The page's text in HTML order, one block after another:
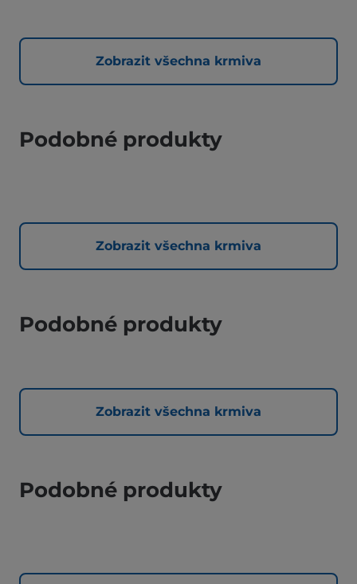
Zobrazit všechna krmiva
Podobné produkty
Zobrazit všechna krmiva
Podobné produkty
Zobrazit všechna krmiva
Podobné produkty